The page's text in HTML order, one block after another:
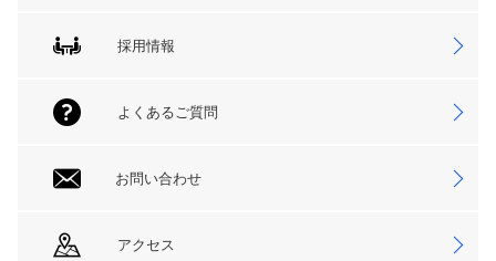
採用情報
よくあるご質問
お問い合わせ
アクセス